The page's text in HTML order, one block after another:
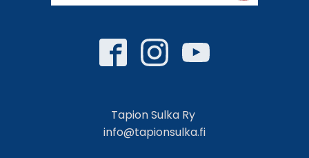
Tapion Sulka Ry
info@tapionsulka.fi